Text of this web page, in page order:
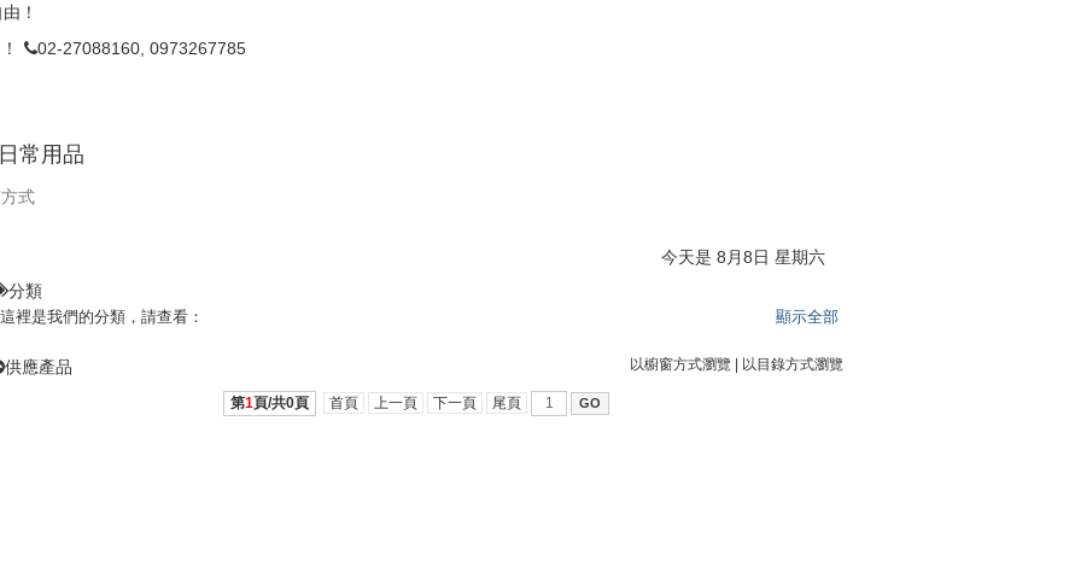
！
02-27088160, 0973267785
常用品
式
今天是 8月8日 星期六
分類
顯示全部
這裡是我們的分類，請查看：
以櫥窗方式瀏覽 以目錄方式瀏覽
供應產品
第1頁/共0頁 首頁 上一頁 下一頁 尾頁